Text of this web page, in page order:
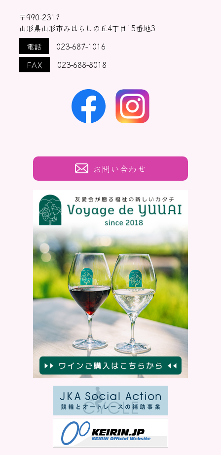
〒990-2317
山形県山形市みはらしの丘4丁目15番地3
電話
023-687-1016
FAX
023-688-8018
お問い合わせ